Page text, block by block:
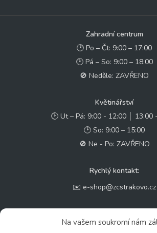
Na vašem soukromí nám
Zahradní centrum
🕑 Po – Čt: 9:00 – 17:00
🕑 Pá – So: 9:00 – 18:00
🚫 Neděle: ZAVŘENO
Květinářství
🕑 Ut – Pá: 9:00 - 12:00 │ 13:00
🕑 So: 9:00 – 15:00
🚫 Ne - Po: ZAVŘENO
Rychlý kontakt:
✉️ e-shop@zcstrakovo.cz